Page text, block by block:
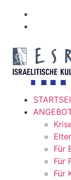
Für
Für
Für